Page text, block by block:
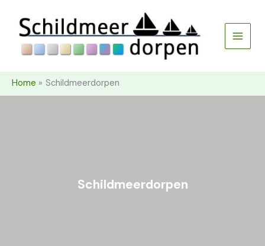
inhoud
Home Schildmeerdorpen
Schildmeerdorpen